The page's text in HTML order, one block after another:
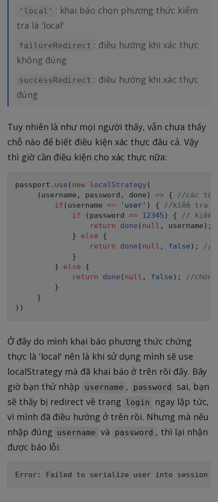
'local' : khai báo chọn phương thức kiểm
tra là 'local'
failureRedirect : điều hướng khi xác thực
không đúng
successRedirect : điều hướng khi xác thực
đúng
Tuy nhiên là như mọi người thấy, vẫn chưa thấy
chỗ nào để biết điều kiện xác thực đâu cả. Vậy
thì giờ cần điều kiện cho xác thực nữa:
passport . use ( new localStrategy (
( username , password , done ) => {
//các tên
if ( username == 'user' ) {
//kiểm tra
if
( password == 12345 ) {
// kiểm
return
done ( null , username ) ;
}
else
{
return
done ( null , false ) ;
//
}
}
else
{
return
done ( null , false ) ;
//
}
}
) )
Ở đây do mình khai báo phương thức chứng
thực là 'local' nên là khi sử dụng mình sẽ use
localStrategy mà đã khai báo ở trên rồi đấy. Bây
giờ bạn thử nhập
username , password
sai, bạn
sẽ thấy bị redirect về trang login
ngay lập tức,
vì mình đã điều hướng ở trên rồi. Nhưng mà nếu
nhập đúng username và password , thì lại nhận
được báo lỗi: